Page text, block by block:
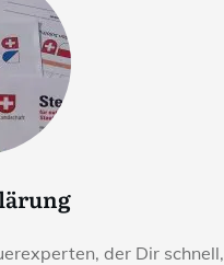
der Dir schnell,